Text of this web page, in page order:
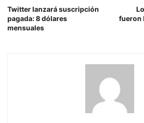
Twitter lanzará suscripción
pagada: 8 dólares
mensuales
fueron